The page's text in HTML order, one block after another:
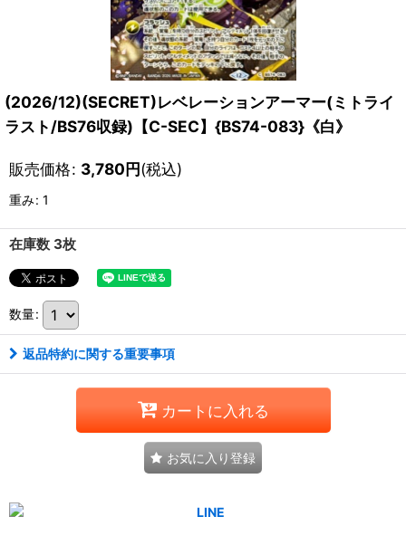
(2026/12)(SECRET)レベレーションアーマー(ミトライ
ラスト/BS76収録)【C-SEC】{BS74-083}《白》
販売価格: 3,780円(税込)
重み: 1
在庫数 3枚
数量:
返品特約に関する重要事項
カートに入れる
お気に入り登録